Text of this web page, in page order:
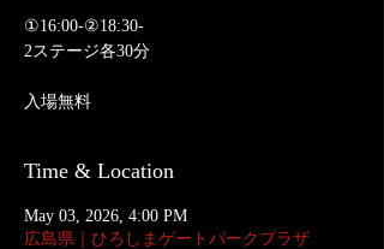
①16:00-②18:30-
2ステージ各30分
入場無料
Time & Location
May 03, 2026, 4:00 PM
広島県｜ひろしまゲートパークプラザ